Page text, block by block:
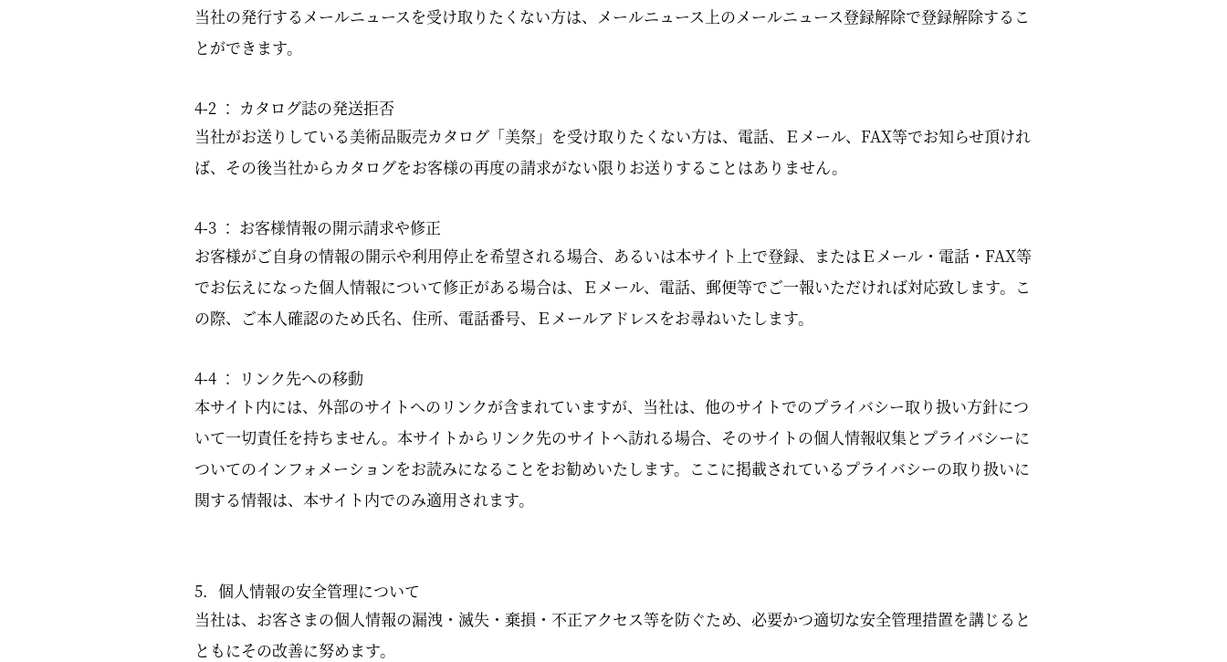
当社の発行するメールニュースを受け取りたくない方は、メールニュース上のメールニュース登録解除で登録解除するこ
とができます。
4-2 ： カタログ誌の発送拒否
当社がお送りしている美術品販売カタログ「美祭」を受け取りたくない方は、電話、Ｅメール、FAX等でお知らせ頂けれ
ば、その後当社からカタログをお客様の再度の請求がない限りお送りすることはありません。
4-3 ： お客様情報の開示請求や修正
お客様がご自身の情報の開示や利用停止を希望される場合、あるいは本サイト上で登録、またはＥメール・電話・FAX等
でお伝えになった個人情報について修正がある場合は、Ｅメール、電話、郵便等でご一報いただければ対応致します。こ
の際、ご本人確認のため氏名、住所、電話番号、Ｅメールアドレスをお尋ねいたします。
4-4 ： リンク先への移動
本サイト内には、外部のサイトへのリンクが含まれていますが、当社は、他のサイトでのプライバシー取り扱い方針につ
いて一切責任を持ちません。本サイトからリンク先のサイトへ訪れる場合、そのサイトの個人情報収集とプライバシーに
ついてのインフォメーションをお読みになることをお勧めいたします。ここに掲載されているプライバシーの取り扱いに
関する情報は、本サイト内でのみ適用されます。
5．個人情報の安全管理について
当社は、お客さまの個人情報の漏洩・滅失・棄損・不正アクセス等を防ぐため、必要かつ適切な安全管理措置を講じると
ともにその改善に努めます。